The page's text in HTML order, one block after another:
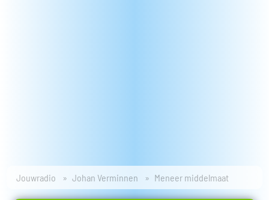
Jouwradio Johan Verminnen Meneer middelmaat